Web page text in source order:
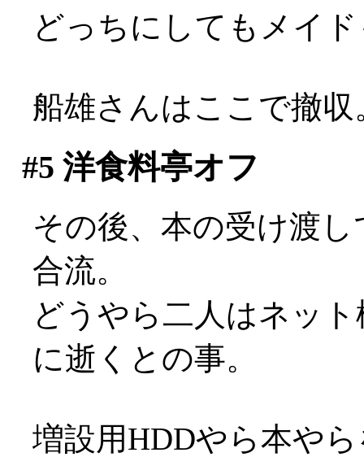
どっちにしてもメイ
船雄さんはここで撤
#5 洋食料亭オフ
その後、本の受け渡
合流。
どうやら二人はネッ
に逝くとの事。
増設用HDDやら本や